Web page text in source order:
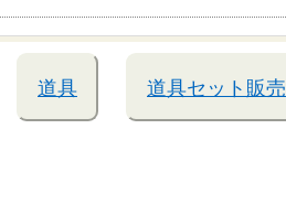
道具 道具セット販売